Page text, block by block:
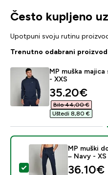
Često kupljeno uz
Upotpuni svoju rutinu
Trenutno odabrani proizvod
MP muška
- XXS
discounted
35.20€‎
Bilo 44,00 €‎
Uštedi 8,80 €‎
Odaberi ovaj
MP muški
– Navy - XS
36.10€‎